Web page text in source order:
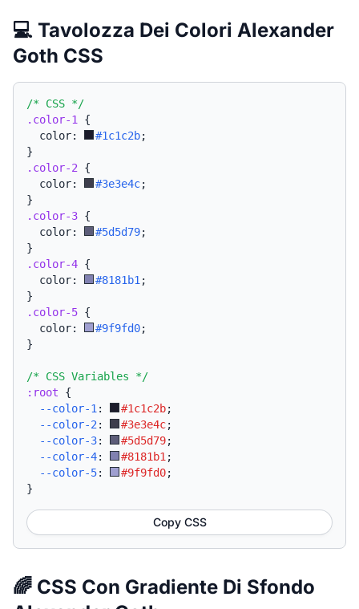
💻 Tavolozza Dei Colori Alexander
Goth CSS
/* CSS */
.color-1
{
  color:
#1c1c2b;
}
.color-2 {
  color:
#3e3e4c;
}
.color-3 {
  color:
#5d5d79;
}
.color-4 {
  color:
#8181b1 ;
}
.color-5 {
  color:
#9f9fd0;
}
/* CSS Variables */
:root {
--color-1 : #1c1c2b;
--color-2 : #3e3e4c;
--color-3: #5d5d79;
--color-4: #8181b1 ;
--color-5: #9f9fd0;
}
Copy CSS
🌈 CSS Con Gradiente Di Sfondo